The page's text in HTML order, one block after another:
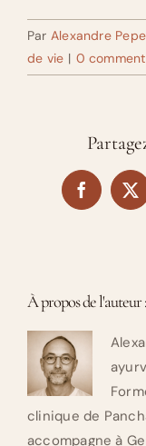
Par Alexandre Pepe
de vie | 0
Facebook
X
À propos de l'auteur :
clinique de
accompagne à